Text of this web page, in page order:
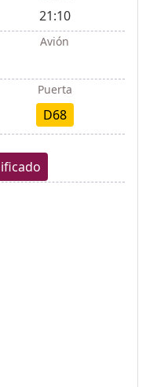
21:10
Avión
Puerta
D68